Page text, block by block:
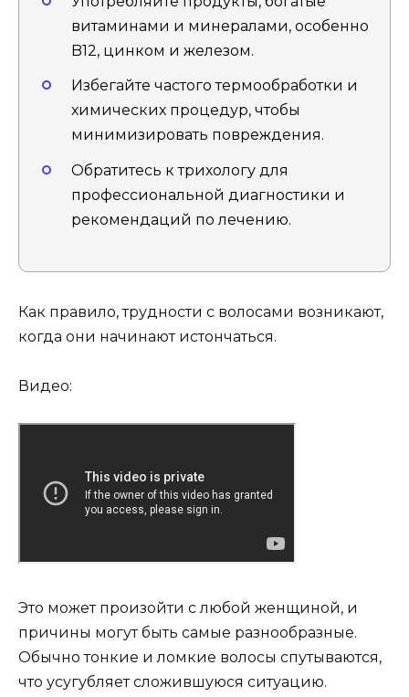
витаминами и минералами, особенно
B12, цинком и железом.
Избегайте частого термообработки и
химических процедур, чтобы
минимизировать повреждения.
Обратитесь к трихологу для
профессиональной диагностики и
рекомендаций по лечению.
Как правило, трудности с волосами возникают,
когда они начинают истончаться.
Видео:
Это может произойти с любой женщиной, и
причины могут быть самые разнообразные.
Обычно тонкие и ломкие волосы спутываются,
что усугубляет сложившуюся ситуацию.